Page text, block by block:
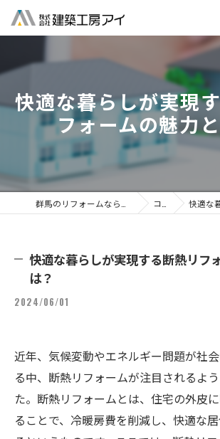
快適な暮らしが実現
フォームの魅力
コラム 快適な暮らし
快適な暮らしが実現する断熱リフ
は？
2024/06/01
近年、気候変動やエネルギー問題が社
る中、断熱リフォームが注目されるよ
た。断熱リフォームとは、住宅の外皮
ることで、冷暖房費を削減し、快適な